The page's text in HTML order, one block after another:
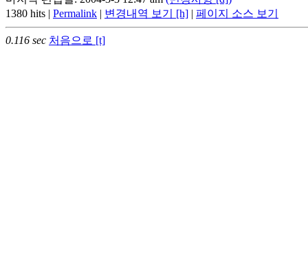
1380 hits | Permalink | 변경내역 보기 [h] | 페이지 소스 보기
0.116 sec 처음으로 [t]